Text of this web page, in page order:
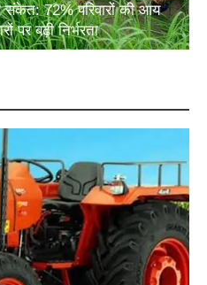
पर बढ़ी निर्भरता